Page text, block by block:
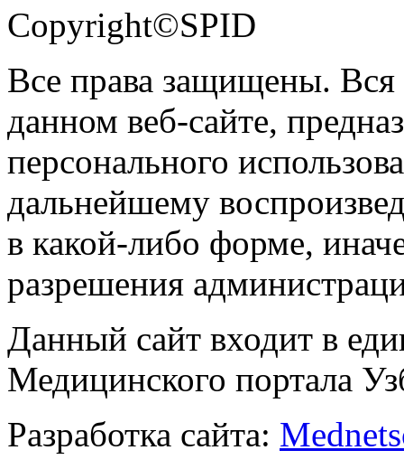
Copyright©SPID
Все права защищены.
данном веб-сайте,
персонального
дальнейшему
в какой-либо форме,
разрешения
Данный сайт входит в
Медицинского портала
Разработка сайта: